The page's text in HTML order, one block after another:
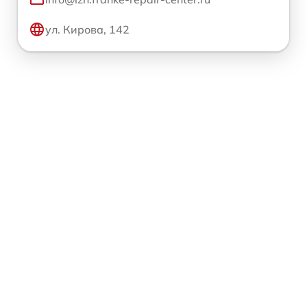
ул. Кирова, 142